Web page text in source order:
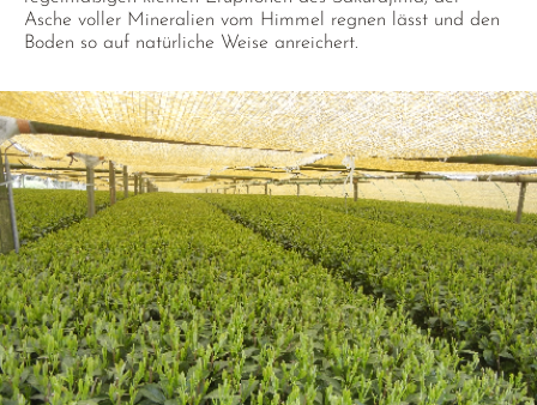
Asche voller Mineralien vom Himmel regnen lässt und den
Boden so auf natürliche Weise anreichert.